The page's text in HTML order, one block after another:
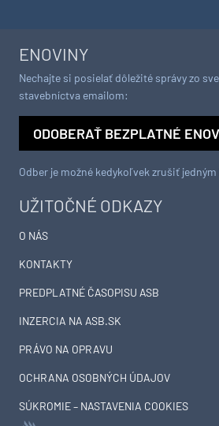
UŽITOČNÉ ODKAZY
O NÁS
KONTAKTY
PREDPLATNÉ ČASOPISU ASB
INZERCIA NA ASB.SK
PRÁVO NA OPRAVU
OCHRANA OSOBNÝCH ÚDAJOV
SÚKROMIE – NASTAVENIA COOKIES
ENOVINY
Nechajte si posielať dôležité správy zo
stavebníctva emailom:
ODOBERAŤ BEZPLATNÉ
Odber je možné kedykoľvek zrušiť